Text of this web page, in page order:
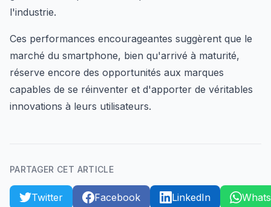
l'industrie.
Ces performances encourageantes suggèrent que le
marché du smartphone, bien qu'arrivé à maturité,
réserve encore des opportunités aux marques
capables de se réinventer et d'apporter de véritables
innovations à leurs utilisateurs.
PARTAGER CET ARTICLE
Twitter Facebook LinkedIn